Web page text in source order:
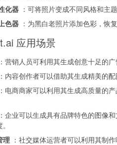
化器 ：可将照片变成不同风格和主
色器 ：为黑白老照片添加色彩，恢
应用场景
：营销人员可利用其生成创意十足的
：内容创作者可以借助其生成精美的
：电商商家可以利用其生成高质量的
：企业可以生成具有品牌特色的图像
理 ：社交媒体运营者可以利用其制